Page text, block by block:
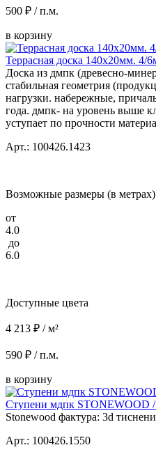
500 ₽ / п.м.
в корзину
Террасная доска 140x20мм. 4/
Доска из дмпк (древесно-
стабильная геометрия
нагрузки. набережные,
года. дмпк- на уровень выше
уступает по прочности
Арт.: 100426.1423
Возможные размеры (в метрах)
от
4.0
до
6.0
Доступные цвета
4 213 ₽ / м²
590 ₽ / п.м.
в корзину
Ступени мдпк
Stonewood фактура: 3d
Арт.: 100426.1550